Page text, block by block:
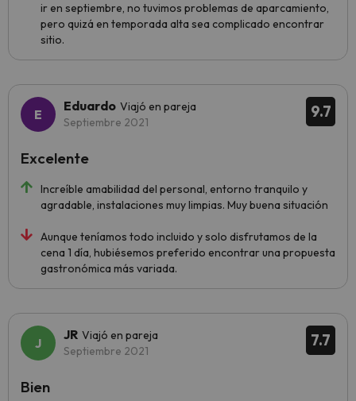
ir en septiembre, no tuvimos problemas de aparcamiento,
pero quizá en temporada alta sea complicado encontrar
sitio.
9.7
Eduardo Viajó en pareja
Septiembre 2021
Increíble amabilidad del personal, entorno tranquilo y
agradable, instalaciones muy limpias. Muy buena situación
Aunque teníamos todo incluido y solo disfrutamos de la
cena 1 día, hubiésemos preferido encontrar una propuesta
gastronómica más variada.
Excelente
7.7
JR Viajó en pareja
Septiembre 2021
Bien